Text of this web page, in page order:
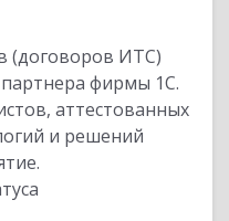
(договоров ИТС)
фирмы 1С.
аттестованных
и решений